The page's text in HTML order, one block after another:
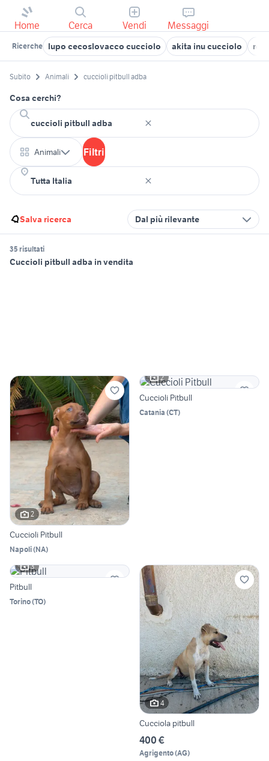
Home Cerca Vendi Messaggi
Ricerche lupo cecoslovacco cucciolo akita inu cucciolo
Subito Animali cuccioli pitbull adba
Cosa cerchi?
Animali Filtri
Salva ricerca Dal più rilevante
35 risultati
Cuccioli pitbull adba in vendita
2
Cuccioli Pitbull
Napoli(NA)
2
Cuccioli Pitbull
Catania (CT)
3
Pitbull
Torino(TO)
4
Cucciola pitbull
400 €
Agrigento(AG)